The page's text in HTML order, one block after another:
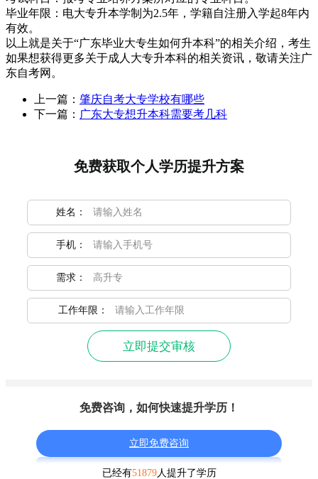
毕业年限：电大专升本学制为2.5年，学籍自注册入学起8年内
有效。
以上就是关于“广东毕业大专生如何升本科”的相关介绍，考生
如果想获得更多关于成人大专升本科的相关资讯，敬请关注广
东自考网。
上一篇： 肇庆自考大专学校有哪些
下一篇： 广东大专想升本科需要考几科
免费获取个人学历提升方案
姓名：
手机：
需求：
工作年限：
立即提交审核
免费咨询，如何快速提升学历！
立即免费咨询
已经有51879人提升了学历